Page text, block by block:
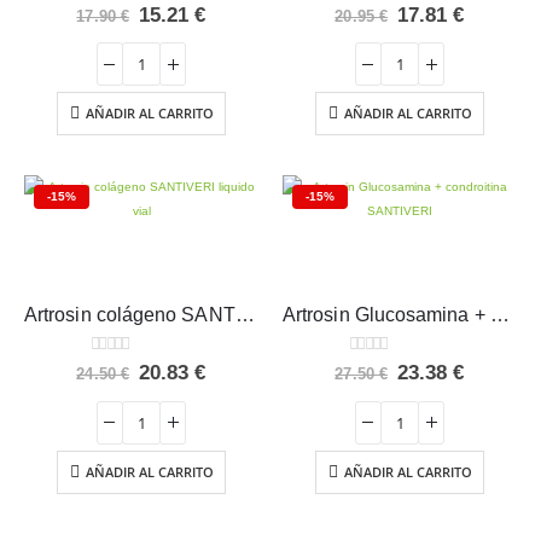
0 out of 5
17.90€ El
era:
17.90 €.
15.21€El
15.21 €.
AÑADIR AL CARRITO
0 out of 5
20.95€ El
era:
20.95 €.
17.81€El
17.81 €.
AÑADIR AL CARRITO
-15%
Artrosin colágeno SANTIVERI liquido vial
0 out of 5
24.50€ El
original
era:
24.50 €.
20.83€El
20.83 €.
AÑADIR AL CARRITO
-15%
Artrosin Glucosamina + condroitina SANTIVERI
0 out of 5
27.50€ El
original
era:
27.50 €.
23.38€El
23.38 €.
AÑADIR AL CARRITO